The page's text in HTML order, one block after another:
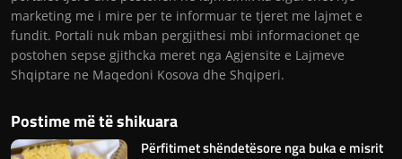
marketing me i mire per te informuar te tjeret me lajmet e
fundit. Portali nuk mban pergjithesi mbi informacionet qe
postohen sepse gjithcka meret nga Agjensite e Lajmeve
Shqiptare ne Maqedoni Kosova dhe Shqiperi.
Postime më të shikuara
Përfitimet shëndetësore nga buka e misrit